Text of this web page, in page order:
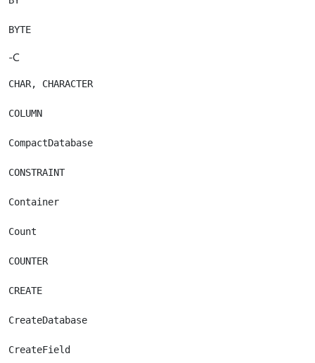
-C
CHAR, CHARACTER
COLUMN
CompactDatabase
CONSTRAINT
Container
Count
COUNTER
CREATE
CreateDatabase
CreateField